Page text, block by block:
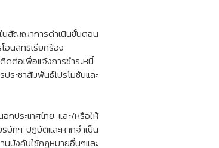
นสัญญาการดำเนินขั้นตอน
อนสิทธิเรียกร้อง
ดต่อเพื่อแจ้งการชำระหนี้
ระชาสัมพันธ์โปรโมชันและ
ประเทศไทย และ/หรือให้
ษัทฯ ปฏิบัติและหากจำเป็น
บังคับใช้กฎหมายอื่นๆและ